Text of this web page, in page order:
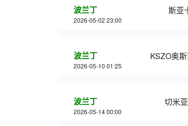
波兰丁
2026-05-02 23:00
斯亚
波兰丁
2026-05-10 01:25
KSZO奥
波兰丁
2026-05-14 00:00
切米